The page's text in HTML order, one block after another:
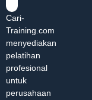
Cari-
Training.com
menyediakan
pelatihan
profesional
untuk
perusahaan